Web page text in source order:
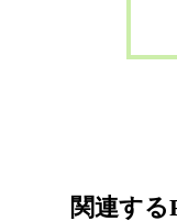
関連する